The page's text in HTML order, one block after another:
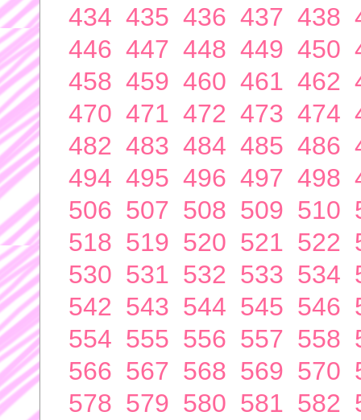
434 435 436 437 438
446 447 448 449 450
458 459 460 461 462
470 471 472 473 474
482 483 484 485 486
494 495 496 497 498
506 507 508 509 510
518 519 520 521 522
530 531 532 533 534
542 543 544 545 546
554 555 556 557 558
566 567 568 569 570
578 579 580 581 582